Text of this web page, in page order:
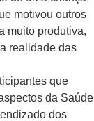
motivou outros
muito produtiva,
realidade das
que
da Saúde
dos